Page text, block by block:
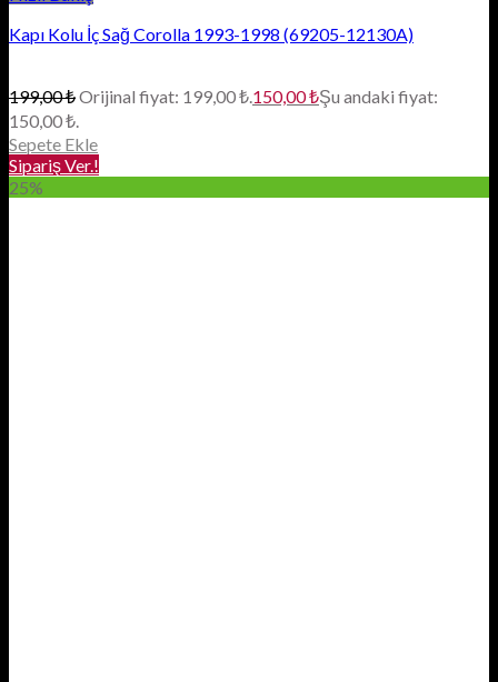
Kapı Kolu İç Sağ Corolla 1993-1998 (69205-12130A)
199,00₺Orijinal fiyat: 199,00 ₺.150,00₺Şu andaki fiyat:
150,00 ₺.
Sepete Ekle
Sipariş Ver.!
25%